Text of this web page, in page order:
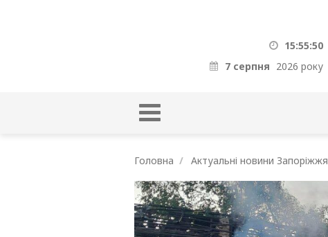
15:55:51
7 серпня 2026 року
Головна Актуальні новини